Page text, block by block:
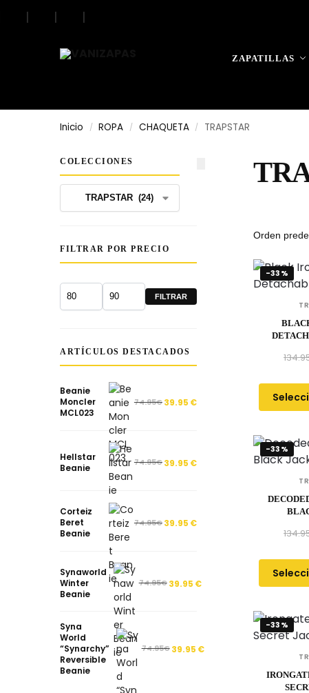
| | |
ZAPATILLAS
Search
Inicio / ROPA / CHAQUETA / TRAPSTAR
-33%
-33%
-33%
COLECCIONES
FILTRAR POR PRECIO
FILTRAR
ARTÍCULOS DESTACADOS
Beanie
Moncler
MCL023
74.95€39.95 €
Hellstar
Beanie
74.95€39.95 €
Corteiz
Beret
Beanie
74.95€39.95 €
Synaworld
Winter
Beanie
74.95€ 39.95 €
Syna
World
“Synarchy”
Reversible
Beanie
74.95€ 39.95 €